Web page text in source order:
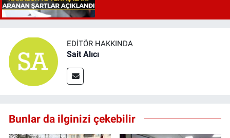
EDITÖR HAKKINDA
Sait Alıcı
Bunlar da ilginizi çekebilir